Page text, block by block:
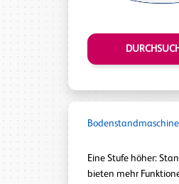
Eine Stufe höher:
bieten mehr